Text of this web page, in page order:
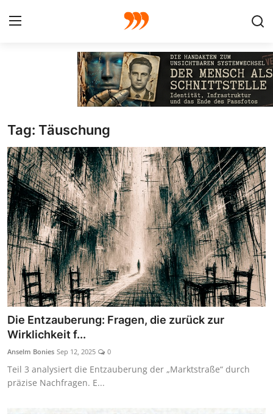
Galerie
GRAFIK
Redaktion
Beiträge
Vorproduktion
Tag: Täuschung
Die Entzauberung: Fragen, die zurück zur
Wirklichkeit f...
Anselm Bonies Sep 12, 2025 0
Teil 3 analysiert die Entzauberung der „Marktstraße“ durch
präzise Nachfragen. E...